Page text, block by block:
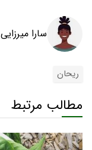
سارا میرزایی
ریحان
مطالب مرتبط